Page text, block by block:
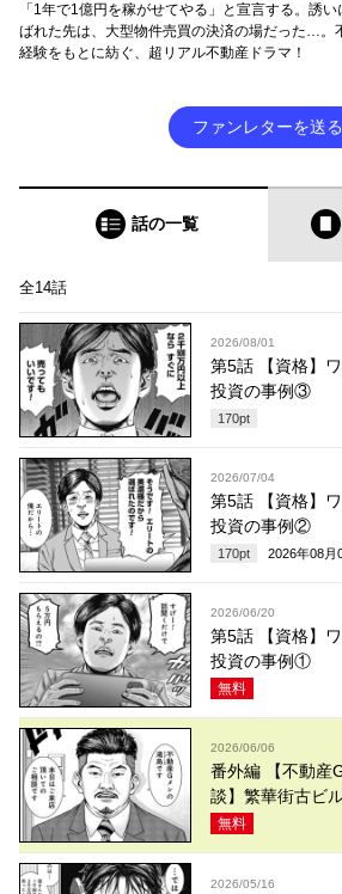
「1年で1億円を稼がせてやる」と宣言する。誘
ばれた先は、大型物件売買の決済の場だった…。
経験をもとに紡ぐ、超リアル不動産ドラマ！
ファンレターを送る
話の一覧
全14話
2026/08/01
第5話 【資格】
投資の事例③
170pt
2026/07/04
第5話 【資格】
投資の事例②
170pt 2026年08月
2026/06/20
第5話 【資格】
投資の事例①
無料
2026/06/06
番外編 【不動産
談】繁華街古ビ
無料
2026/05/16